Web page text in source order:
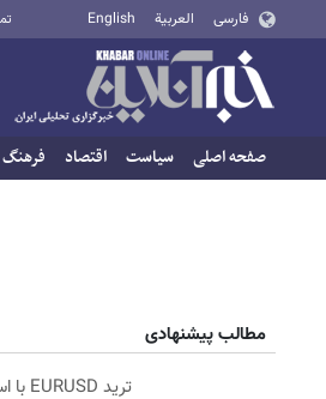
فارسی العربية English
صفحه اصلی سیاست اقتصاد فرهنگ
مطالب پیشنهادی
ترید EURUSD با اسپرد از صفر پیپ